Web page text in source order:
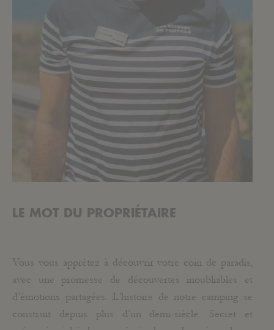
LE MOT DU PROPRIÉTAIRE
Vous vous apprêtez à découvrir votre coin de paradis,
avec une promesse de découvertes inoubliables et
d’émotions partagées. L’histoire de notre camping se
construit depuis plus d’un demi-siècle. Secret et